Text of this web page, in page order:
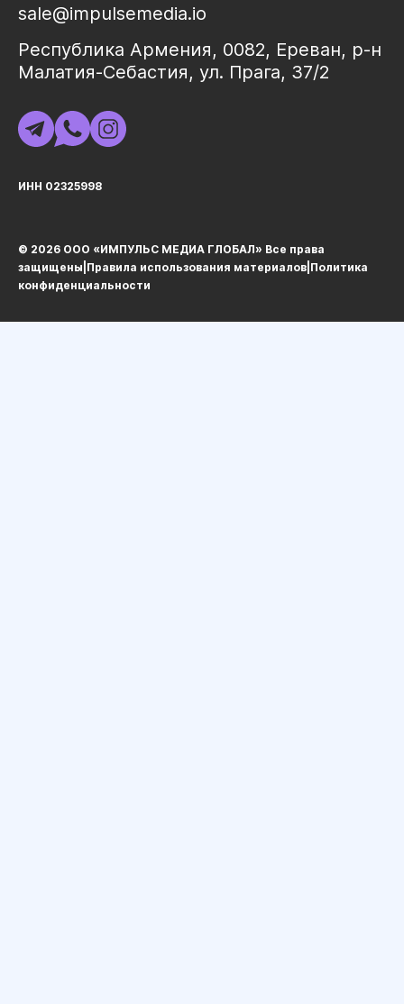
sale@impulsemedia.io
Республика Армения, 0082, Ереван, р-н
Малатия-Себастия, ул. Прага, 37/2
ИНН 02325998
© 2026 ООО «ИМПУЛЬС МЕДИА ГЛОБАЛ» Все права
защищеныㅤ|ㅤ Правила использования материалов Политика
конфиденциальности